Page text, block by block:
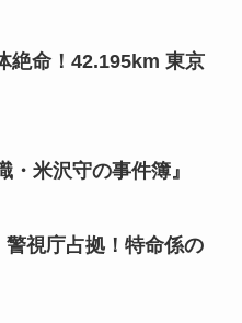
絶命！42.195km 東京
米沢守の事件簿』
視庁占拠！特命係の